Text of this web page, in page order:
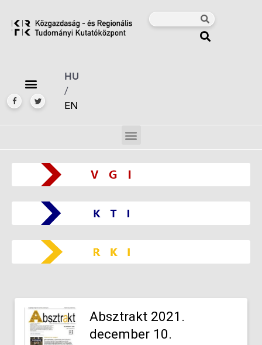
HU
/
EN
Absztrakt 2021.
december 10.